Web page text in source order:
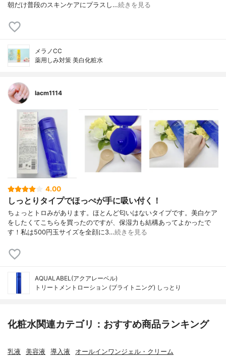
朝だけ普段のスキンケアにプラスし…続きを見る
メラノCC
薬用しみ対策 美白化粧水
lacm1114
4.00
しっとりタイプでほっぺが手に吸い付く！
ちょっとトロみがあります。ほとんど匂いはないタイプです。美白ケア
をしたくてこちらを買ったのですが、保湿力も結構あってよかったで
す！私は500円玉サイズを全顔に3…続きを見る
AQUALABEL(アクアレーベル)
トリートメントローション (ブライトニング) しっとり
化粧水関連カテゴリ：おすすめ商品ランキング
乳液 美容液 導入液 オールインワンジェル・クリーム